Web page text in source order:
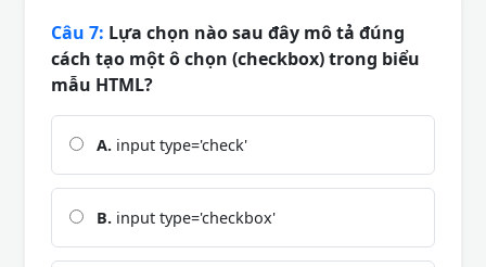
Câu 7: Lựa chọn nào sau đây mô tả đúng
cách tạo một ô chọn (checkbox) trong biểu
mẫu HTML?
A. input type='check'
B. input type='checkbox'